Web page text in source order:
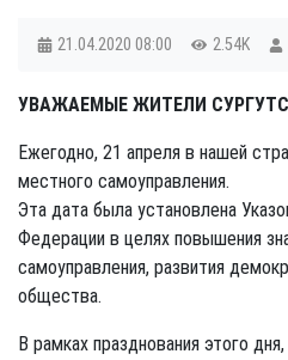
21.04.2020 08:00 2.54K
УВАЖАЕМЫЕ ЖИТЕЛИ
Ежегодно, 21 апреля в нашей
местного самоуправления.
Эта дата была установлена
Федерации в целях повышения
самоуправления, развития
общества.
В рамках празднования этого